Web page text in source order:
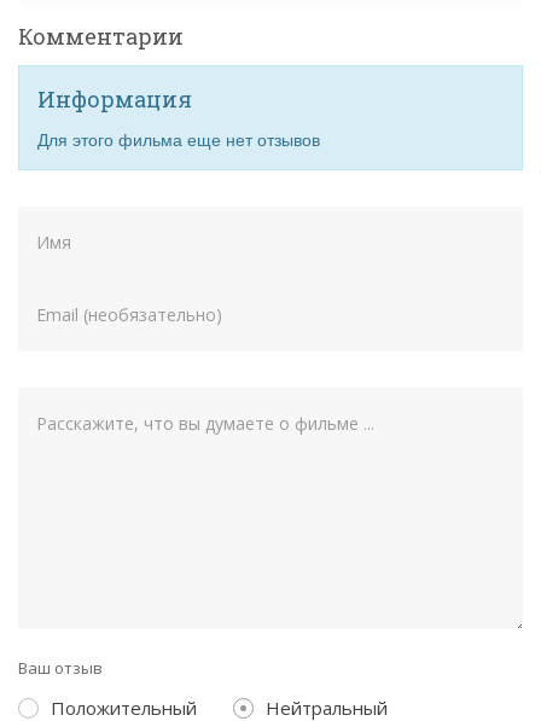
Комментарии
Информация
Для этого фильма еще нет отзывов
Ваш отзыв
Положительный
Нейтральный